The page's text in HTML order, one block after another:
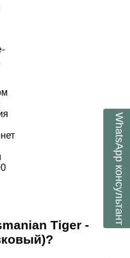
Tiger -
WhatsApp
консультант